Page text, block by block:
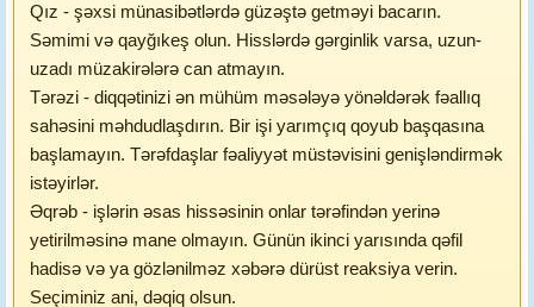
Qız - şəxsi münasibətlərdə güzəştə getməyi bacarın.
Səmimi və qayğıkeş olun. Hisslərdə gərginlik varsa, uzun-
uzadı müzakirələrə can atmayın.
Tərəzi - diqqətinizi ən mühüm məsələyə yönəldərək fəallıq
sahəsini məhdudlaşdırın. Bir işi yarımçıq qoyub başqasına
başlamayın. Tərəfdaşlar fəaliyyət müstəvisini genişləndirmək
istəyirlər.
Əqrəb - işlərin əsas hissəsinin onlar tərəfindən yerinə
yetirilməsinə mane olmayın. Günün ikinci yarısında qəfil
hadisə və ya gözlənilməz xəbərə dürüst reaksiya verin.
Seçiminiz ani, dəqiq olsun.